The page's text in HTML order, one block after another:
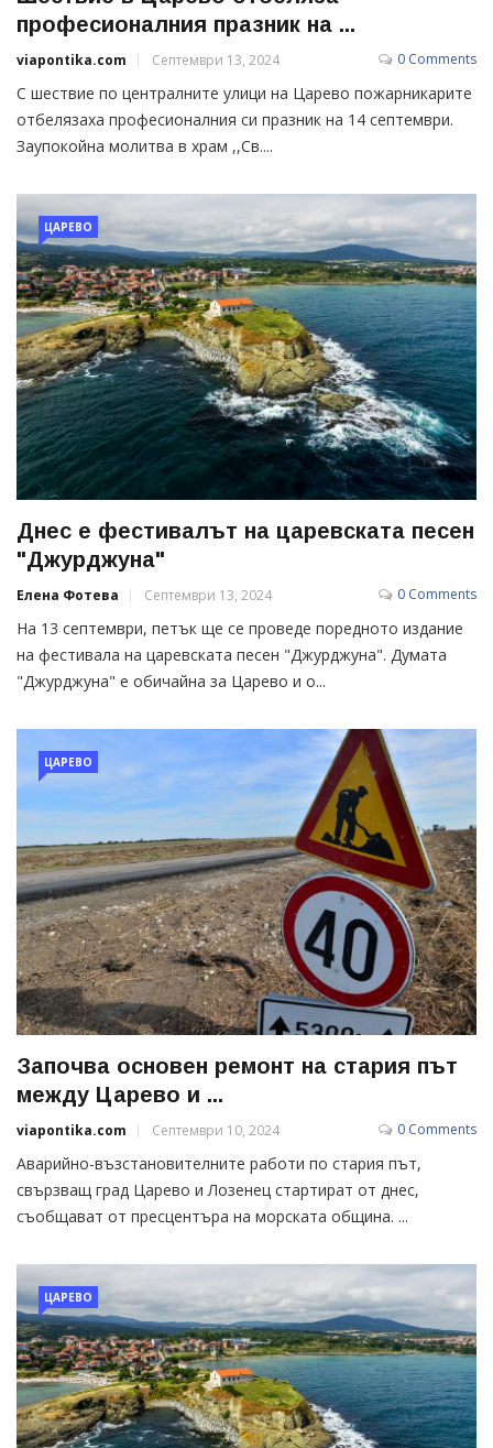
професионалния празник на ...
viapontika.com Септември 13, 2024 0 Comments
С шествие по централните улици на Царево пожарникарите
отбелязаха професионалния си празник на 14 септември.
Заупокойна молитва в храм ,,Св....
ЦАРЕВО
Днес е фестивалът на царевската песен
"Джурджуна"
Елена Фотева Септември 13, 2024 0 Comments
На 13 септември, петък ще се проведе поредното издание
на фестивала на царевската песен "Джурджуна". Думата
"Джурджуна" е обичайна за Царево и о...
ЦАРЕВО
Започва основен ремонт на стария път
между Царево и ...
viapontika.com Септември 10, 2024 0 Comments
Аварийно-възстановителните работи по стария път,
свързващ град Царево и Лозенец стартират от днес,
съобщават от пресцентъра на морската община. ...
ЦАРЕВО